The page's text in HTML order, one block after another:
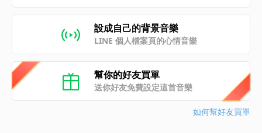
設成自己的背景音樂
LINE 個人檔案頁的心情音樂
幫你的好友買單
送你好友免費設定這首音樂
如何幫好友買單